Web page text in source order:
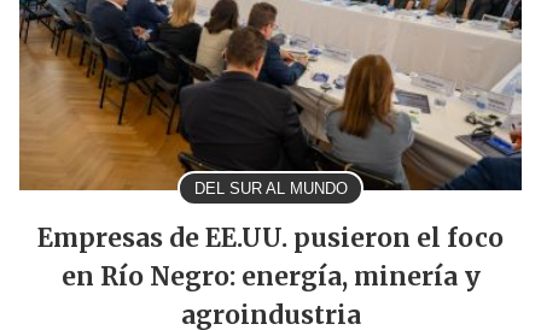
DEL SUR AL MUNDO
Empresas de EE.UU. pusieron el foco
en Río Negro: energía, minería y
agroindustria